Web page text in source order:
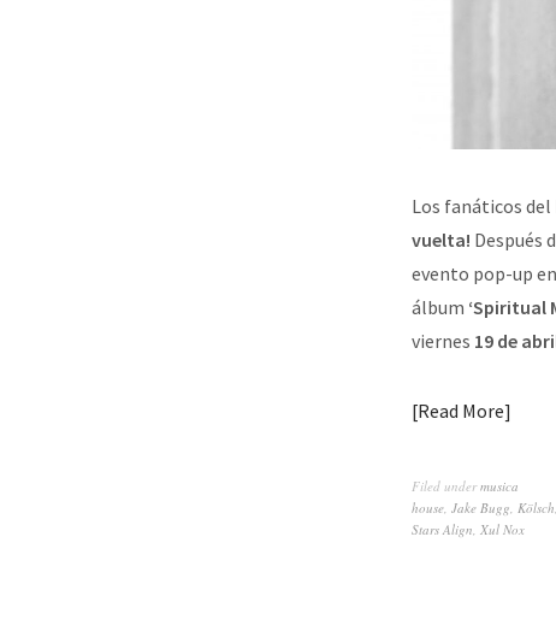
Los fanáticos
vuelta! Después
evento pop-up
álbum ‘Spiritual
viernes 19 de
Read More
Filed undermusica
house, Jake Bugg, Kölsch,
Stars Align, Xul Nox